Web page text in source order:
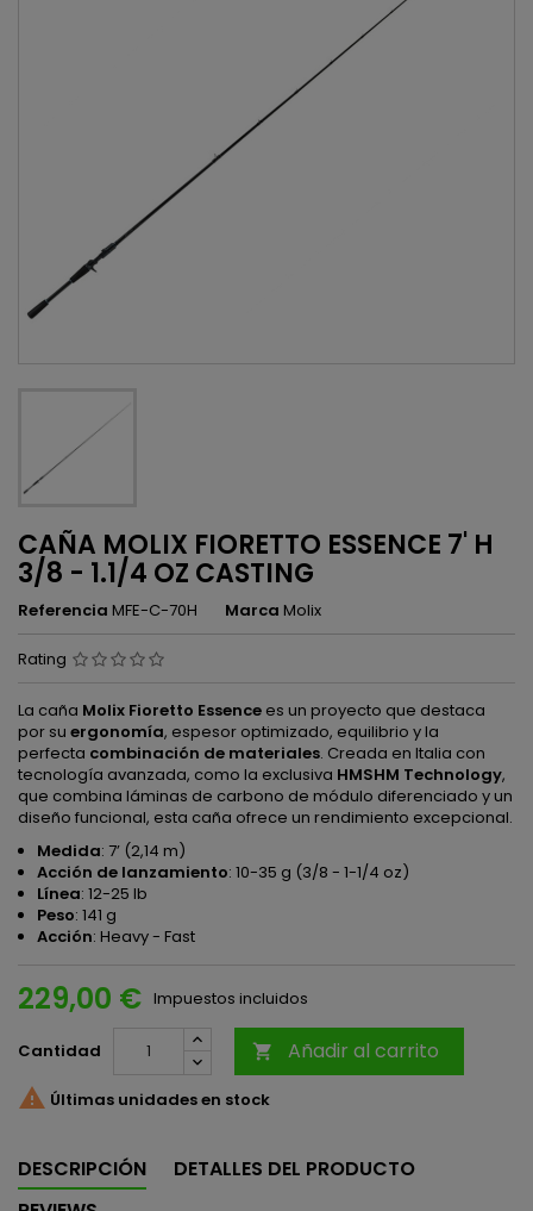
CAÑA MOLIX FIORETTO ESSENCE 7' H
3/8 - 1.1/4 OZ CASTING
Referencia MFE-C-70H Marca Molix
Rating
La caña Molix Fioretto Essence es un proyecto que destaca
por su ergonomía, espesor optimizado, equilibrio y la
perfecta combinación de materiales. Creada en Italia con
tecnología avanzada, como la exclusiva HMSHM Technology,
que combina láminas de carbono de módulo diferenciado y un
diseño funcional, esta caña ofrece un rendimiento excepcional.
Medida: 7’ (2,14 m)
Acción de lanzamiento: 10-35 g (3/8 - 1-1/4 oz)
Línea: 12-25 lb
Peso: 141 g
Acción: Heavy - Fast
229,00 € Impuestos incluidos
Cantidad  Añadir al carrito
 Últimas unidades en stock
DESCRIPCIÓN
DETALLES DEL PRODUCTO